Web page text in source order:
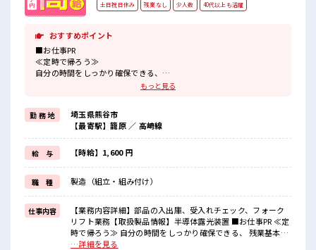
土日祝日休み 残業なし 少人数 40代以上も活躍
おすすめポイント
■お仕事PR
≪定時で帰ろう≫
自分の時間をしっかり確保できる、
家族や友人と一緒にプライベート満喫！
≪ヘアカラーOKで自由な雰囲気の職場≫
明るすぎたり奇抜でなければ基本的に自由！
(規定有)≪機能的な制服アリ≫
制服があるので、
毎日の服装の悩み解消♪
≪未経験OKの仕事≫
新しいことにチャレンジするのは不安だけど、
しっかり働く環境が整っています！
イチからスキルUP・ステップUP目指していきましょう！
■職場の雰囲気
一緒に働く仲間ともなじみやすい少人数の職場☆
もっと見る
勤 務 地
埼玉県熊谷市
【最寄駅】籠原 ／ 高崎線
給 与 【時給】1,600 円
職 種 製造（組立・組み付け）
仕事内容
【業務内容詳細】部品の入出庫、受入れチェック、フォーク
リフト業務【取扱製品情報】半導体露光装置 ■お仕事PR ≪定
時で帰ろう≫ 自分の時間をしっかり確保できる、 残業基本ナ
シのお仕事♪ ≪土日祝休のお仕事≫ 家族や友人と一緒にプラ
…詳細を見る